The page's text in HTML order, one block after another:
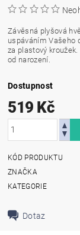
Závěsná plyšová
uspáváním Vašeho
za plastový
od narození.
Dostupnost
519 Kč
KÓD PRODUKTU
ZNAČKA
KATEGORIE
Dotaz